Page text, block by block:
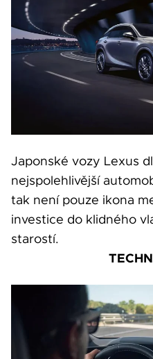
Japonské vozy Lexus
nejspolehlivější
tak není pouze ikona
investice do klidného
starostí.